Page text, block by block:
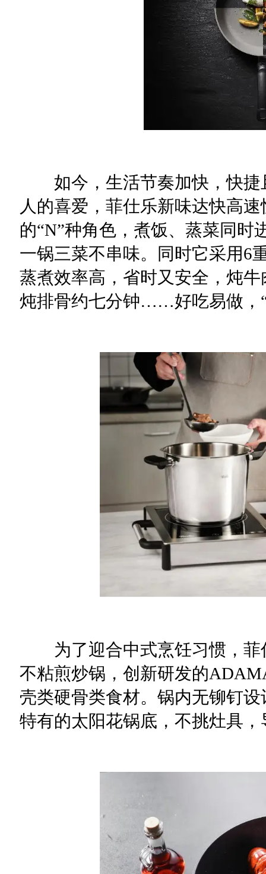
如今，生活节奏加快，快捷
人的喜爱，菲仕乐新味达快高
的“N”种角色，煮饭、蒸菜同时
一锅三菜不串味。同时它采用6
蒸煮效率高，省时又安全，炖
炖排骨约七分钟……好吃易做，
为了迎合中式烹饪习惯，菲
不粘煎炒锅，创新研发的
壳类硬骨类食材。锅内无铆钉
特有的太阳花锅底，不挑灶具